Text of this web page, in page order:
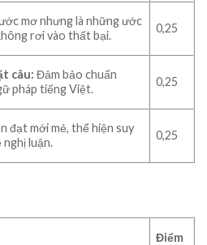
mơ nhưng là những ước
rơi vào thất bại.
0,25
câu:Đảm bảo chuẩn
pháp tiếng Việt.
0,25
đạt mới mẻ, thể hiện suy
nghị luận.
0,25
Điểm